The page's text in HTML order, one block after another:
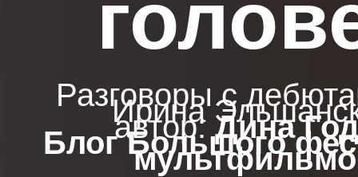
Разговоры с
Ирина
автор:Дина
Блог Большого